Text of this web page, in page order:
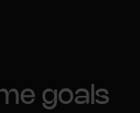
goals